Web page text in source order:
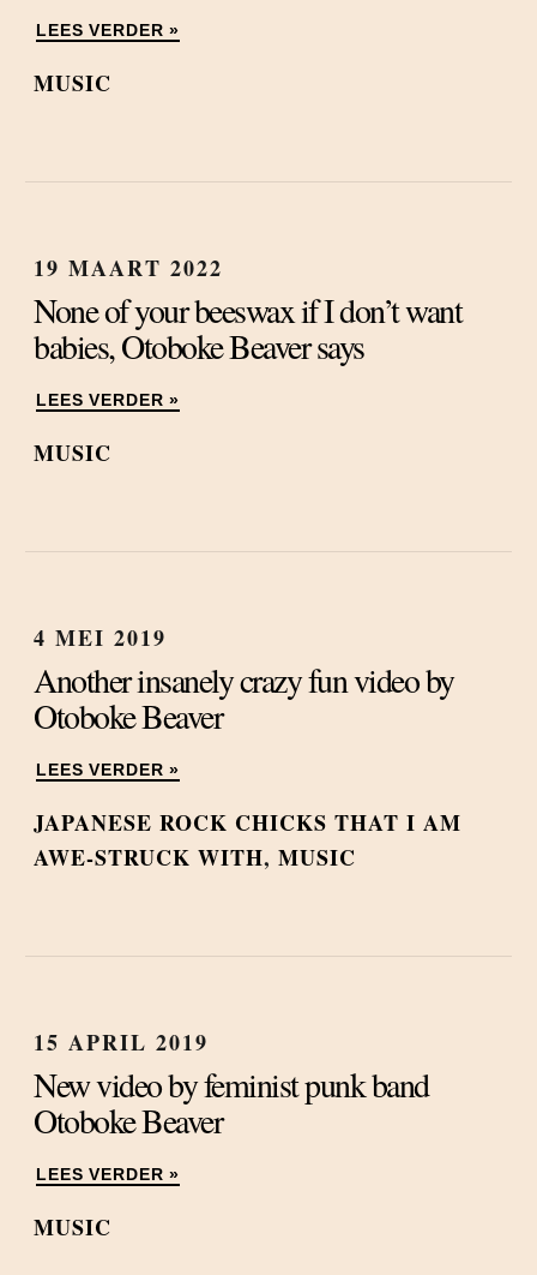
LEES VERDER »
MUSIC
19 MAART 2022
None of your beeswax if I don’t want
babies, Otoboke Beaver says
LEES VERDER »
MUSIC
4 MEI 2019
Another insanely crazy fun video by
Otoboke Beaver
LEES VERDER »
JAPANESE ROCK CHICKS THAT I AM
AWE-STRUCK WITH, MUSIC
15 APRIL 2019
New video by feminist punk band
Otoboke Beaver
LEES VERDER »
MUSIC